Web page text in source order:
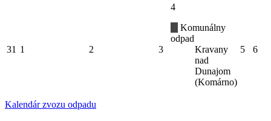
31 1 2 3
4
Komunálny
odpad
Kravany
nad
Dunajom
(Komárno)
5 6
Kalendár zvozu odpadu